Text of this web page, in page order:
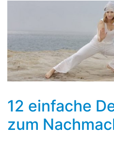
12 einfache
zum